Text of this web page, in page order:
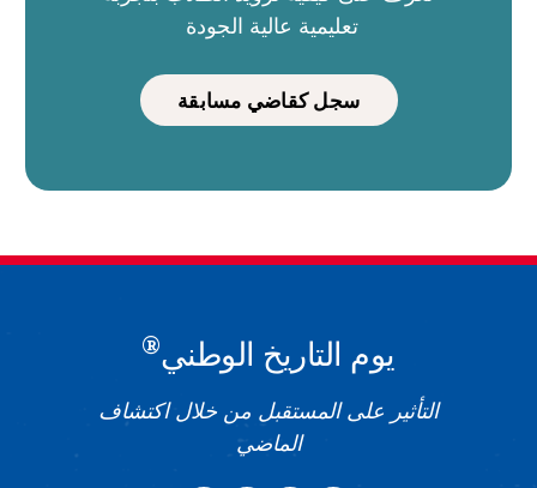
تعليمية عالية الجودة
سجل كقاضي مسابقة
يوم التاريخ الوطني®
التأثير على المستقبل من خلال اكتشاف
الماضي